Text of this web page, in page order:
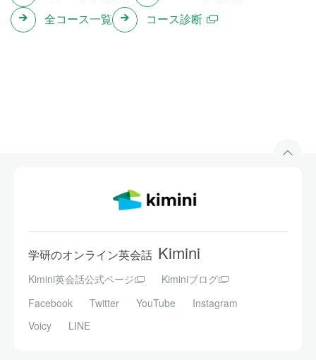
全コース一覧
コース診断
学研のオンライン英会話 Kimini
Kimini英会話公式ページ
Kiminiブログ
Facebook
Twitter YouTube
Instagram
Voicy
LINE